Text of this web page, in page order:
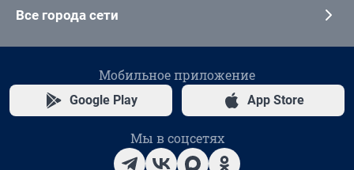
Все города сети
Мобильное приложение
Google Play App Store
Мы в соцсетях